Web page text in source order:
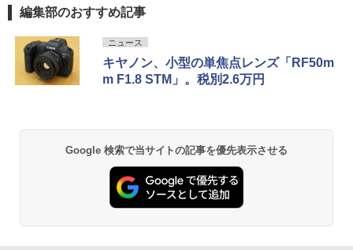
編集部のおすすめ記事
ニュース
キヤノン、小型の単焦点レンズ「RF50m
m F1.8 STM」。税別2.6万円
Google 検索で当サイトの記事を優先表示させる